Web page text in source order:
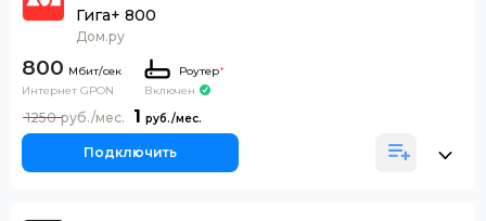
Гига+ 800
Дом.ру
800
Интернет GPON
Роутер*
Включен
1
1250
Подключить